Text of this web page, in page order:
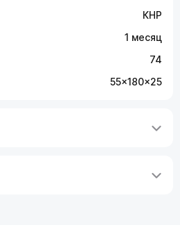
КНР
1 месяц
74
55x180x25